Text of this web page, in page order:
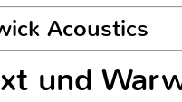
Acoustics
und